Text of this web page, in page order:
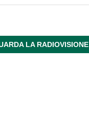
LA RADIOVISIONE